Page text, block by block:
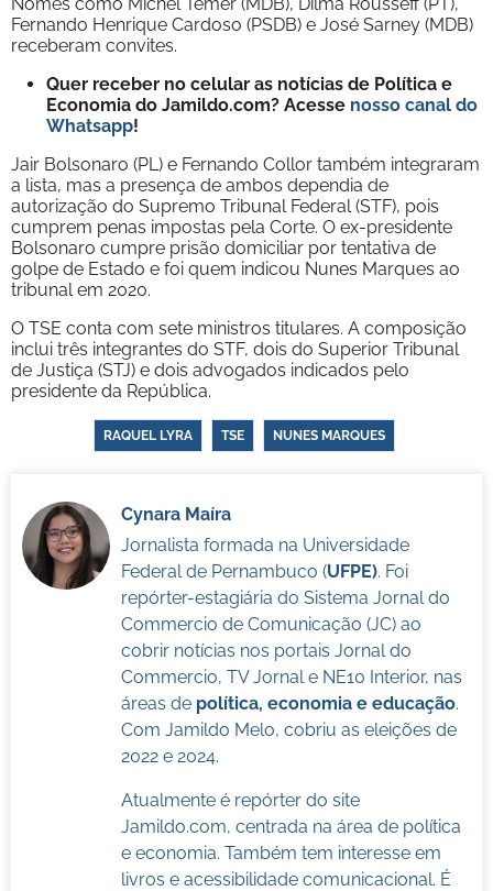
Fernando Henrique Cardoso (PSDB) e José Sarney (MDB)
receberam convites.
Quer receber no celular as notícias de Política e
Economia do Jamildo.com? Acesse nosso canal do
Whatsapp!
Jair Bolsonaro (PL) e Fernando Collor também integraram
a lista, mas a presença de ambos dependia de
autorização do Supremo Tribunal Federal (STF), pois
cumprem penas impostas pela Corte. O ex-presidente
Bolsonaro cumpre prisão domiciliar por tentativa de
golpe de Estado e foi quem indicou Nunes Marques ao
tribunal em 2020.
O TSE conta com sete ministros titulares. A composição
inclui três integrantes do STF, dois do Superior Tribunal
de Justiça (STJ) e dois advogados indicados pelo
presidente da República.
RAQUEL LYRA TSE NUNES MARQUES
Cynara Maíra
Jornalista formada na Universidade
Federal de Pernambuco (UFPE). Foi
repórter-estagiária do Sistema Jornal do
Commercio de Comunicação (JC) ao
cobrir notícias nos portais Jornal do
Commercio, TV Jornal e NE10 Interior, nas
áreas de política, economia e educação.
Com Jamildo Melo, cobriu as eleições de
2022 e 2024.
Atualmente é repórter do site
Jamildo.com, centrada na área de política
e economia. Também tem interesse em
livros e acessibilidade comunicacional. É